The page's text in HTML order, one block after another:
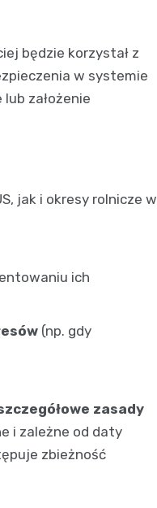
będzie korzystał z
w systemie
założenie
jak i okresy rolnicze w
ich
(np. gdy
zasady
i zależne od daty
zbieżność